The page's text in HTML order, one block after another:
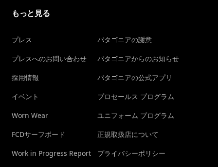
もっと見る
プレス
プレスへのお問い合わせ
採用情報
イベント
Worn Wear
FCDサーフボード
Work in Progress Report
パタゴニアの謝意
パタゴニアからのお知らせ
パタゴニアの公式アプリ
プロセールス プログラム
ユニフォーム プログラム
正規取扱店について
プライバシーポリシー